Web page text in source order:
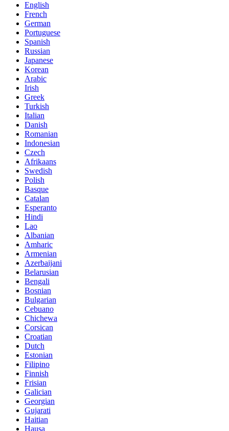
English
French
German
Portuguese
Spanish
Russian
Japanese
Korean
Arabic
Irish
Greek
Turkish
Italian
Danish
Romanian
Indonesian
Czech
Afrikaans
Swedish
Polish
Basque
Catalan
Esperanto
Hindi
Lao
Albanian
Amharic
Armenian
Azerbaijani
Belarusian
Bengali
Bosnian
Bulgarian
Cebuano
Chichewa
Corsican
Croatian
Dutch
Estonian
Filipino
Finnish
Frisian
Galician
Georgian
Gujarati
Haitian
Hausa